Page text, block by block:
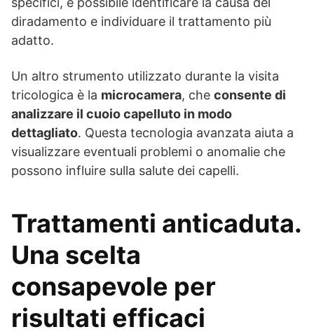
diradamento e individuare il trattamento più
adatto.
Un altro strumento utilizzato durante la visita
tricologica è la microcamera, che consente di
analizzare il cuoio capelluto in modo
dettagliato. Questa tecnologia avanzata aiuta a
visualizzare eventuali problemi o anomalie che
possono influire sulla salute dei capelli.
Trattamenti anticaduta.
Una scelta
consapevole per
risultati efficaci